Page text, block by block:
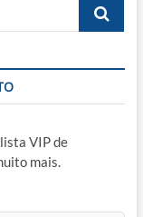
Busca
VIP de
mais.